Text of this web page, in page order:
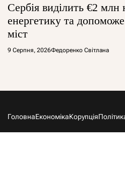
Сербія виділить €2 млн
енергетику та допоможе
міст
9 Серпня, 2026Федоренко Світлана
ГоловнаЕкономікаКорупція